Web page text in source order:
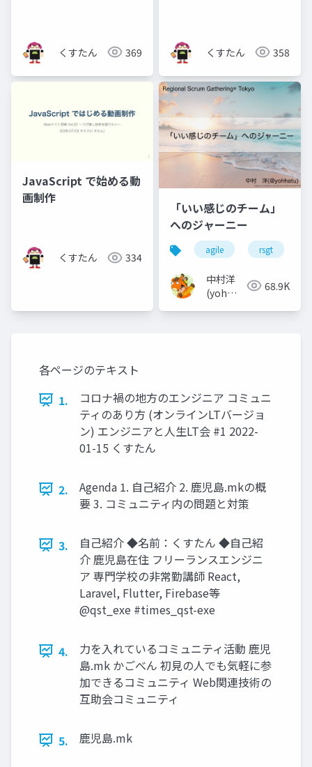
くすたん 369 くすたん 358
JavaScript で始める動
画制作
くすたん 334
「いい感じのチーム」
へのジャーニー
agile rsgt
中村洋
(yoh
68.9K
各ページのテキスト
1.
コロナ禍の地方のエンジニア コミュニ
ティのあり方 (オンラインLTバージョ
ン) エンジニアと人生LT会 #1 2022-
01-15 くすたん
2.
Agenda 1. 自己紹介 2. 鹿児島.mkの概
要 3. コミュニティ内の問題と対策
3.
自己紹介 ◆名前：くすたん ◆自己紹
介 鹿児島在住 フリーランスエンジニ
ア 専門学校の非常勤講師 React,
Laravel, Flutter, Firebase等
@qst_exe #times_qst-exe
4.
力を入れているコミュニティ活動 鹿児
島.mk かごべん 初見の人でも気軽に参
加できるコミュニティ Web関連技術の
互助会コミュニティ
5. 鹿児島.mk